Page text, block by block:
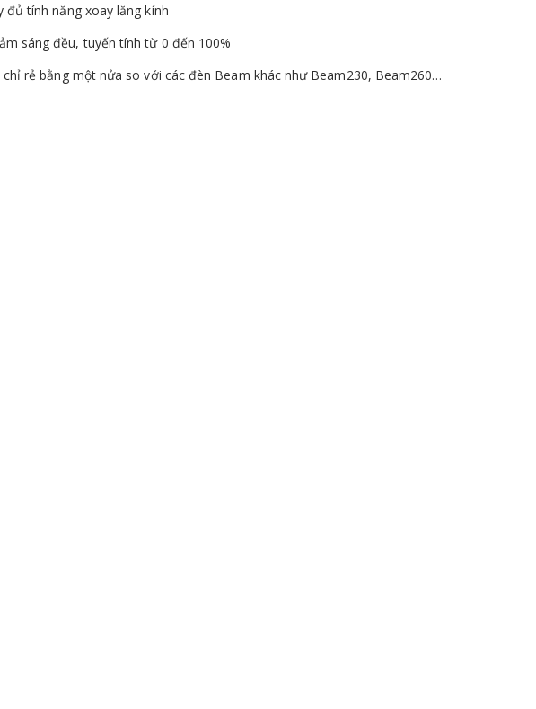
tính năng xoay lăng kính
sáng đều, tuyến tính từ 0 đến 100%
rẻ bằng một nửa so với các đèn Beam khác như Beam230, Beam260…